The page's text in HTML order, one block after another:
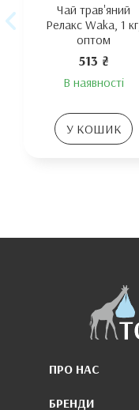
Чай трав'яний
Релакс Waka, 1 кг,
оптом
513 ₴
В наявності
У КОШИК
ПРО НАС
БРЕНДИ